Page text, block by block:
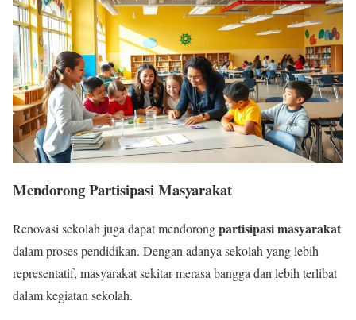
Mendorong Partisipasi Masyarakat
Renovasi sekolah juga dapat mendorongpartisipasi masyarakat
dalam proses pendidikan. Dengan adanya sekolah yang lebih
representatif, masyarakat sekitar merasa bangga dan lebih terlibat
dalam kegiatan sekolah.